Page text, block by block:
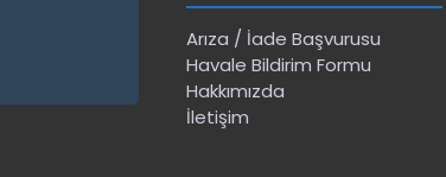
Arıza / İade Başvurusu
Havale Bildirim Formu
Hakkımızda
İletişim